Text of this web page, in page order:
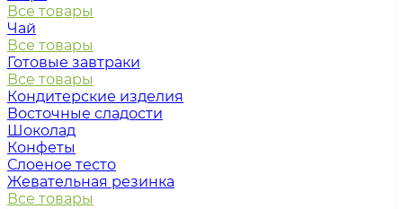
Все товары
Чай
Все товары
Готовые завтраки
Все товары
Кондитерские изделия
Восточные сладости
Шоколад
Конфеты
Слоеное тесто
Жевательная резинка
Все товары